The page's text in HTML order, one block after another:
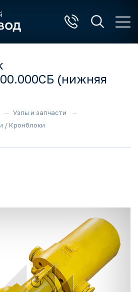
(нижняя
Узлы и запчасти
/ Кронблоки